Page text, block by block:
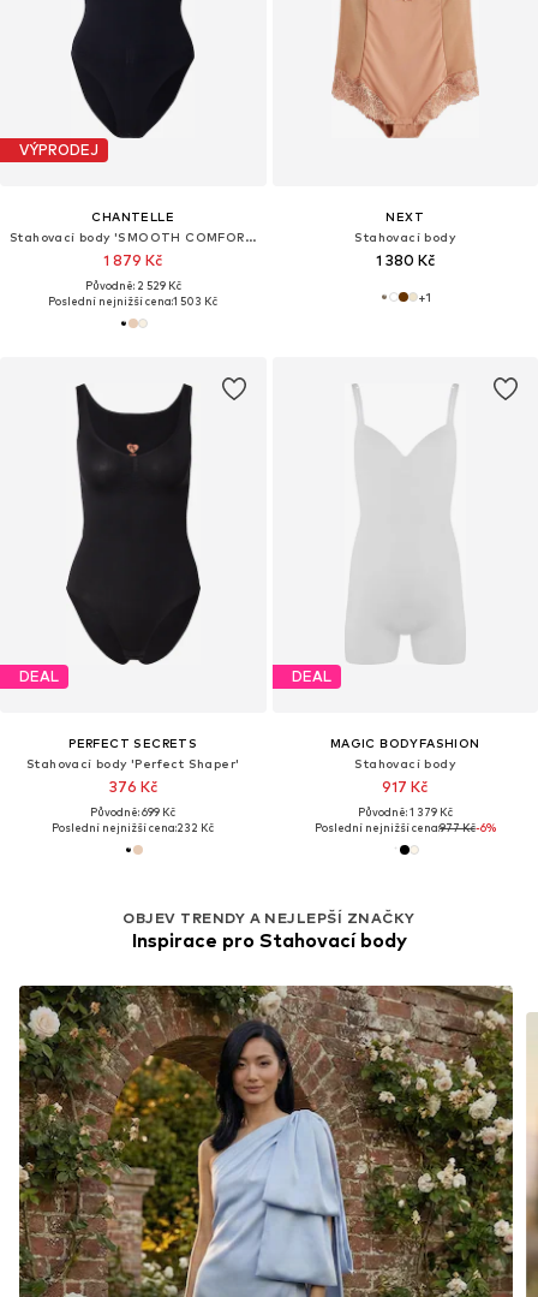
VÝPRODEJ
CHANTELLE
Stahovací body 'SMOOTH COMFORT'
1 879 Kč
Původně: 2 529 Kč
Poslední nejnižší cena:1 503 Kč
NEXT
Stahovací body
1 380 Kč
+1
DEAL
PERFECT SECRETS
Stahovací body 'Perfect Shaper'
376 Kč
Původně: 699 Kč
Poslední nejnižší cena:232 Kč
OBJEV TRENDY A NEJLEPŠÍ ZNAČKY
Inspirace pro Stahovací body
DEAL
MAGIC BODYFASHION
Stahovací body
917 Kč
Původně: 1 379 Kč
Poslední nejnižší cena:977 Kč-6%